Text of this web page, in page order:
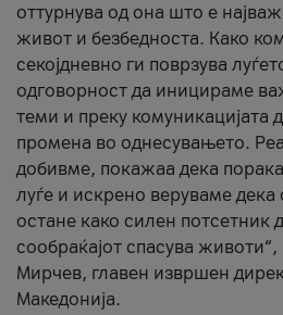
оттурнува од она што е
живот и безбедноста. Како
секојдневно ги поврзува
одговорност да иницираме
теми и преку комуникацијата
промена во однесувањето.
добивме, покажаа дека
луѓе и искрено веруваме
остане како силен потсетник
сообраќајот спасува животи“,
Мирчев, главен извршен
Македонија.